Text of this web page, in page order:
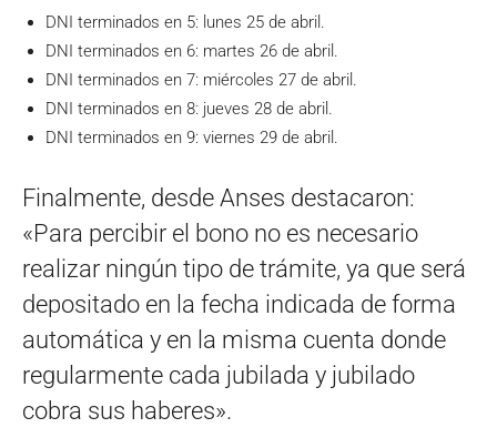
DNI terminados en 5: lunes 25 de abril.
DNI terminados en 6: martes 26 de abril.
DNI terminados en 7: miércoles 27 de abril.
DNI terminados en 8: jueves 28 de abril.
DNI terminados en 9: viernes 29 de abril.
Finalmente, desde Anses destacaron:
«Para percibir el bono no es necesario
realizar ningún tipo de trámite, ya que será
depositado en la fecha indicada de forma
automática y en la misma cuenta donde
regularmente cada jubilada y jubilado
cobra sus haberes».